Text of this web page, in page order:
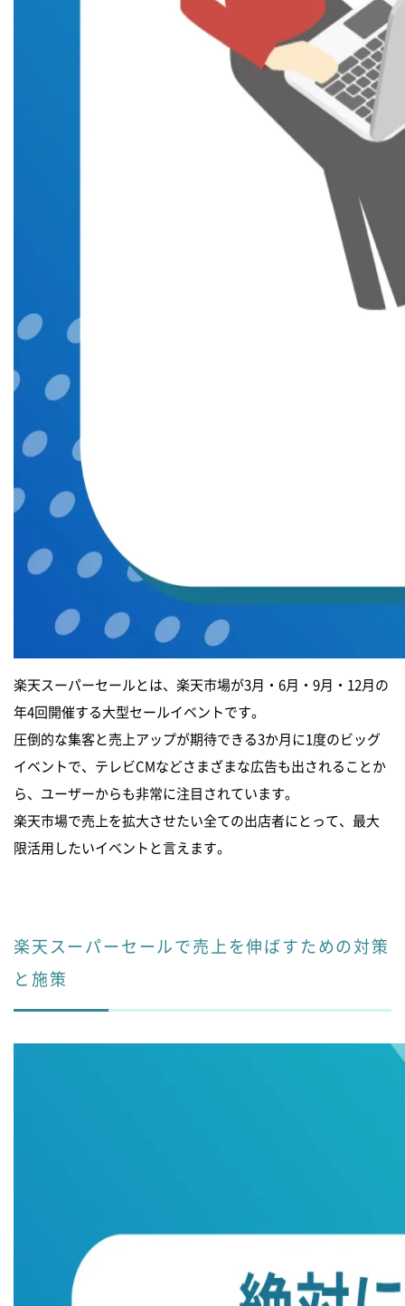
楽天スーパーセールとは、楽天市場が3月・6月・9月・12月の
年4回開催する大型セールイベントです。
圧倒的な集客と売上アップが期待できる3か月に1度のビッグ
イベントで、テレビCMなどさまざまな広告も出されることか
ら、ユーザーからも非常に注目されています。
楽天市場で売上を拡大させたい全ての出店者にとって、最大
限活用したいイベントと言えます。
楽天スーパーセールで売上を伸ばすための対策
と施策